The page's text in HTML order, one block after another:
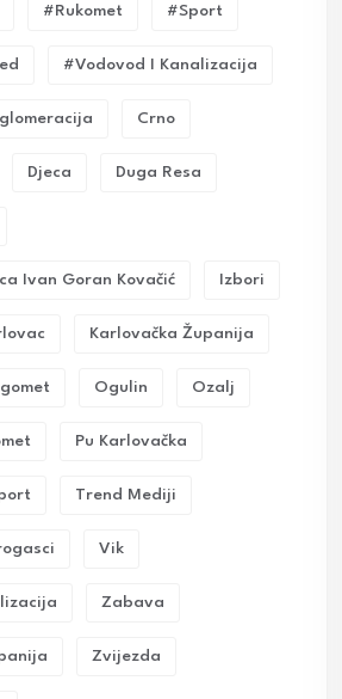
#rukomet #sport
#vodovod I Kanalizacija
Crno
Djeca Duga Resa
Ivan Goran Kovačić Izbori
Karlovačka Županija
Ogulin Ozalj
Pu Karlovačka
Trend Mediji
Vik
Zabava
Zvijezda